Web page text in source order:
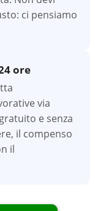
ci pensiamo
ore
via
e senza
il compenso
il